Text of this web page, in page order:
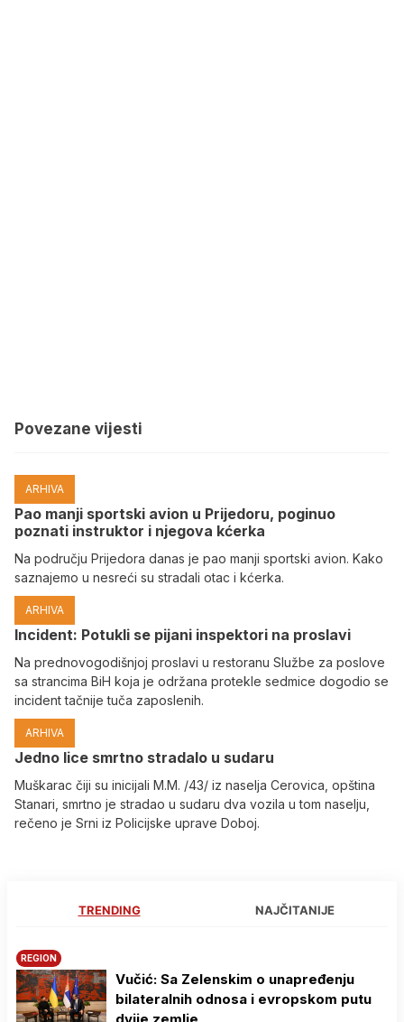
Povezane vijesti
ARHIVA
Pao manji sportski avion u Prijedoru, poginuo
poznati instruktor i njegova kćerka
Na području Prijedora danas je pao manji sportski avion. Kako
saznajemo u nesreći su stradali otac i kćerka.
ARHIVA
Incident: Potukli se pijani inspektori na proslavi
Na prednovogodišnjoj proslavi u restoranu Službe za poslove
sa strancima BiH koja je održana protekle sedmice dogodio se
incident tačnije tuča zaposlenih.
ARHIVA
Јedno lice smrtno stradalo u sudaru
Muškarac čiji su inicijali M.M. /43/ iz naselja Cerovica, opština
Stanari, smrtno je stradao u sudaru dva vozila u tom naselju,
rečeno je Srni iz Policijske uprave Doboj.
TRENDING NAJČITANIJE
REGION
Vučić: Sa Zelenskim o unapređenju
bilateralnih odnosa i evropskom putu